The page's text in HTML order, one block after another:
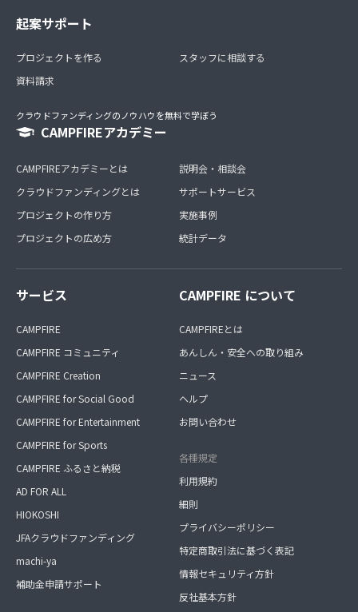
起案サポート
プロジェクトを作る
資料請求
スタッフに相談する
クラウドファンディングのノウハウを無料で学ぼう
CAMPFIREアカデミー
CAMPFIREアカデミーとは
クラウドファンディングとは
プロジェクトの作り方
プロジェクトの広め方
説明会・相談会
サポートサービス
実施事例
統計データ
サービス
CAMPFIRE
CAMPFIRE コミュニティ
CAMPFIRE Creation
CAMPFIRE for Social Good
CAMPFIRE for Entertainment
CAMPFIRE for Sports
CAMPFIRE ふるさと納税
AD FOR ALL
HIOKOSHI
JFAクラウドファンディング
machi-ya
補助金申請サポート
CAMPFIRE について
CAMPFIREとは
あんしん・安全への取り組み
ニュース
ヘルプ
お問い合わせ
各種規定
利用規約
細則
プライバシーポリシー
特定商取引法に基づく表記
情報セキュリティ方針
反社基本方針